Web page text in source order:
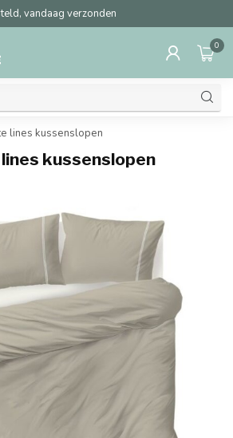
vandaag verzonden
0
lines kussenslopen
kussenslopen